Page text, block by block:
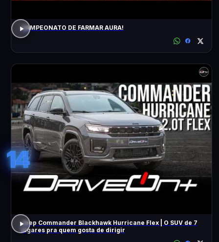
CAMPEONATO DE FARMAR AURA!
14
Jeep Commander Blackhawk Hurricane Flex | O SUV de 7
lugares pra quem gosta de dirigir